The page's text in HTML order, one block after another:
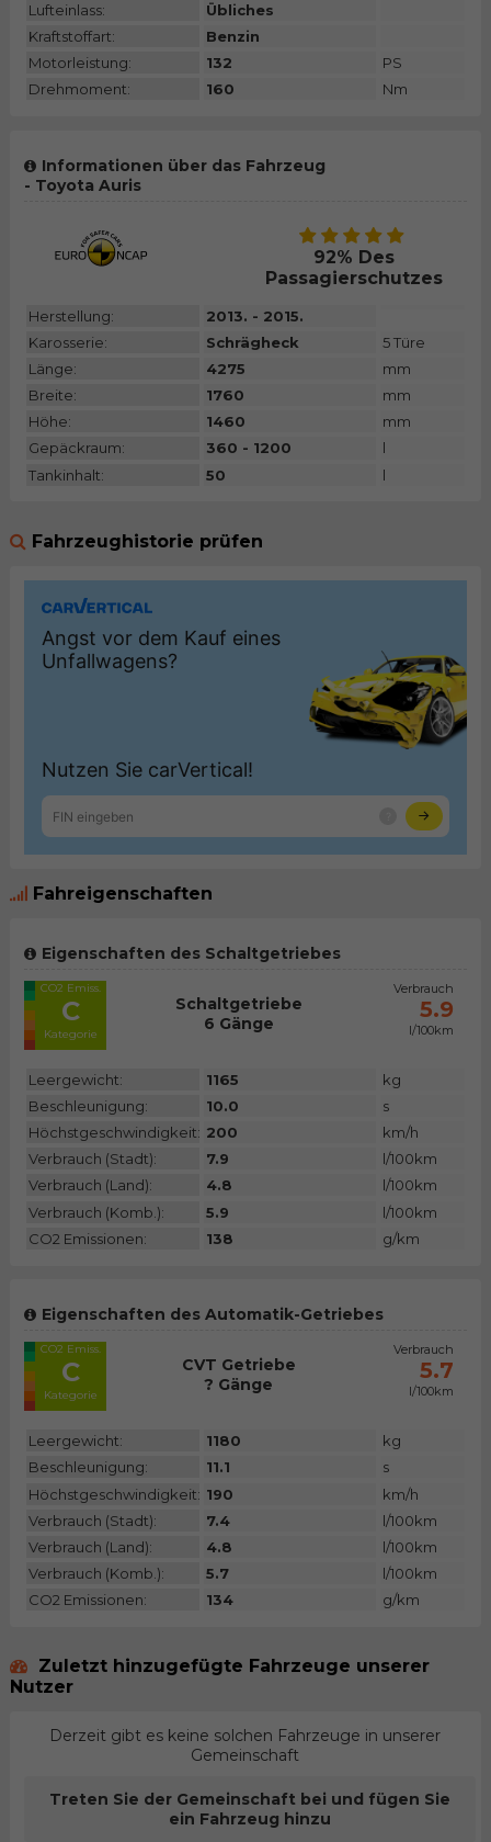
Lufteinlass:
Übliches
Kraftstoffart:
Benzin
Motorleistung:
132
PS
Drehmoment:
160 Nm
Informationen über das Fahrzeug
- Toyota Auris
92% Des
Passagierschutzes
Herstellung:
2013. - 2015.
Karosserie:
Schrägheck
5 Türe
Länge:
4275
mm
Breite:
1760
mm
Höhe:
1460
mm
Gepäckraum:
360 - 1200
l
Tankinhalt:
50 l
Fahrzeughistorie prüfen
Fahreigenschaften
Eigenschaften des Schaltgetriebes
CO2 Emiss.
C
Kategorie
Schaltgetriebe
6 Gänge
Verbrauch
5.9
l/100km
Leergewicht: 1165
kg
Beschleunigung:
10.0
s
Höchstgeschwindigkeit: 200
km/h
Verbrauch (Stadt):
7.9
l/100km
Verbrauch (Land):
4.8
l/100km
Verbrauch (Komb.):
5.9
l/100km
CO2 Emissionen:
138 g/km
Eigenschaften des Automatik-Getriebes
CO2 Emiss.
C
Kategorie
CVT Getriebe
? Gänge
Verbrauch
5.7
l/100km
Leergewicht: 1180
kg
Beschleunigung:
11.1
s
Höchstgeschwindigkeit: 190
km/h
Verbrauch (Stadt):
7.4
l/100km
Verbrauch (Land):
4.8
l/100km
Verbrauch (Komb.):
5.7
l/100km
CO2 Emissionen:
134 g/km
Zuletzt hinzugefügte Fahrzeuge unserer
Nutzer
Derzeit gibt es keine solchen Fahrzeuge in unserer
Gemeinschaft
Treten Sie der Gemeinschaft bei und fügen Sie
ein Fahrzeug hinzu